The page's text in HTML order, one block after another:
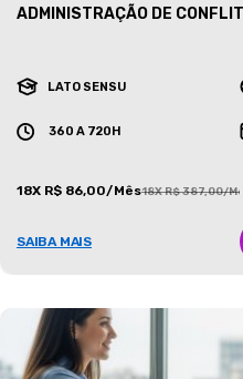
ADMINISTRAÇÃO DE
LATO SENSU
360 A 720H
18X R$ 86,00/Mês18X R$ 387,00/
SAIBA MAIS